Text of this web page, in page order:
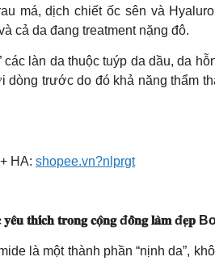
má, dịch chiết ốc sên và
cả da đang treatment nặng đô.
làn da thuộc tuýp da dầu, da
dòng trước do đó khả năng thẩm
HA: shopee.vn?nlprgt
𝐭𝐡𝐢́𝐜𝐡 𝐭𝐫𝐨𝐧𝐠 𝐜𝐨̣̂𝐧𝐠 đ𝐨̂̀𝐧𝐠 𝐥𝐚̀𝐦 đ𝐞̣𝐩
là một thành phần “nịnh da”,